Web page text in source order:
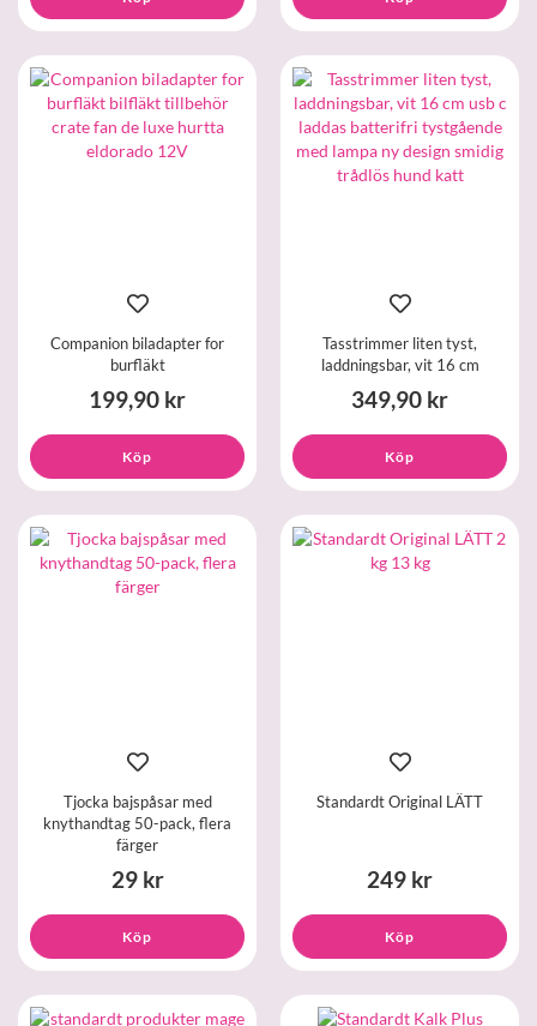
Companion biladapter for
burfläkt
199,90 kr
Köp
Tasstrimmer liten tyst,
laddningsbar, vit 16 cm
349,90 kr
Köp
Tjocka bajspåsar med
knythandtag 50-pack, flera
färger
29 kr
Köp
Standardt Original LÄTT
249 kr
Köp